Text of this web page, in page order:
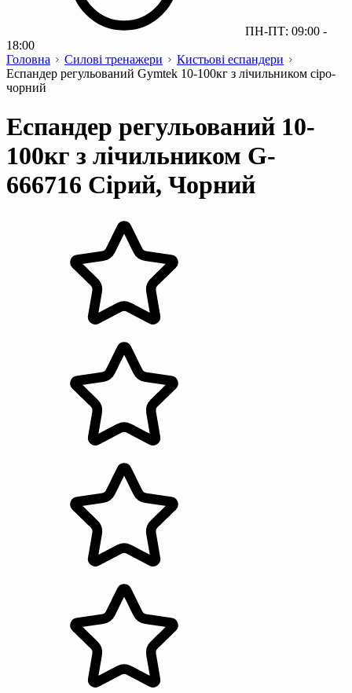
ПН-ПТ: 09:00 -
18:00
Головна
Силові тренажери
Кистьові еспандери
Еспандер регульований Gymtek 10-100кг з лічильником сіро-
чорний
Еспандер регульований 10-
100кг з лічильником G-
666716 Сірий, Чорний